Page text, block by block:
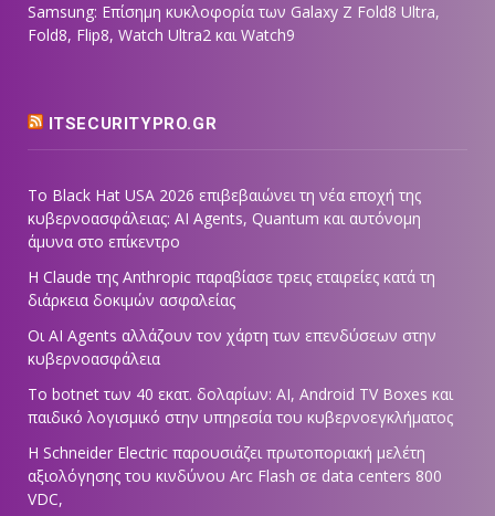
Samsung: Επίσημη κυκλοφορία των Galaxy Z Fold8 Ultra,
Fold8, Flip8, Watch Ultra2 και Watch9
ITSECURITYPRO.GR
Το Black Hat USA 2026 επιβεβαιώνει τη νέα εποχή της
κυβερνοασφάλειας: AI Agents, Quantum και αυτόνομη
άμυνα στο επίκεντρο
Η Claude της Anthropic παραβίασε τρεις εταιρείες κατά τη
διάρκεια δοκιμών ασφαλείας
Οι AI Agents αλλάζουν τον χάρτη των επενδύσεων στην
κυβερνοασφάλεια
Το botnet των 40 εκατ. δολαρίων: AI, Android TV Boxes και
παιδικό λογισμικό στην υπηρεσία του κυβερνοεγκλήματος
Η Schneider Electric παρουσιάζει πρωτοποριακή μελέτη
αξιολόγησης του κινδύνου Arc Flash σε data centers 800
VDC,